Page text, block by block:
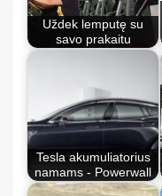
Uždek lemputę su
savo prakaitu
Tesla akumuliatorius
namams - Powerwall